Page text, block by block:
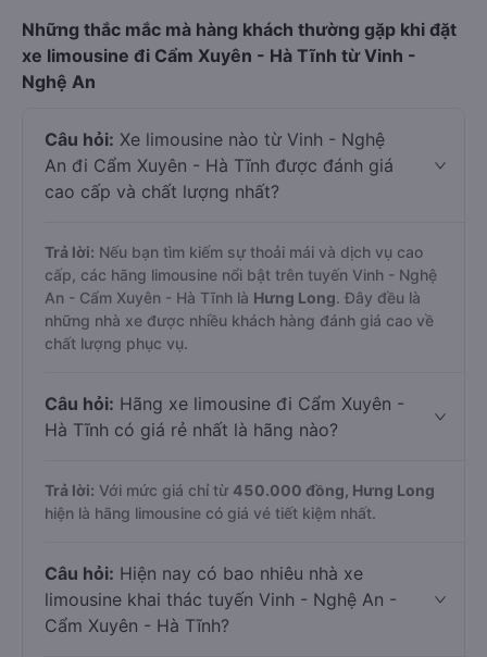
Những thắc mắc mà hàng khách thường gặp khi đặt
xe limousine đi Cẩm Xuyên - Hà Tĩnh từ Vinh -
Nghệ An
Câu hỏi: Xe limousine nào từ Vinh - Nghệ
An đi Cẩm Xuyên - Hà Tĩnh được đánh giá
cao cấp và chất lượng nhất?
Trả lời: Nếu bạn tìm kiếm sự thoải mái và dịch vụ cao
cấp, các hãng limousine nổi bật trên tuyến Vinh - Nghệ
An - Cẩm Xuyên - Hà Tĩnh là Hưng Long. Đây đều là
những nhà xe được nhiều khách hàng đánh giá cao về
chất lượng phục vụ.
Câu hỏi: Hãng xe limousine đi Cẩm Xuyên -
Hà Tĩnh có giá rẻ nhất là hãng nào?
Trả lời: Với mức giá chỉ từ 450.000 đồng, Hưng Long
hiện là hãng limousine có giá vé tiết kiệm nhất.
Câu hỏi: Hiện nay có bao nhiêu nhà xe
limousine khai thác tuyến Vinh - Nghệ An -
Cẩm Xuyên - Hà Tĩnh?